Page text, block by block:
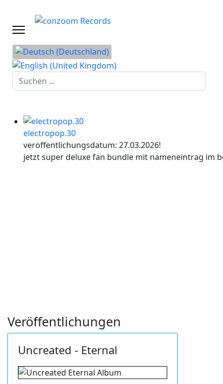
Suchen
...
electropop.30
veröffentlichungsdatum: 27.03.2026!
jetzt super deluxe fan bundle mit nameneintrag im
Veröffentlichungen
Uncreated - Eternal